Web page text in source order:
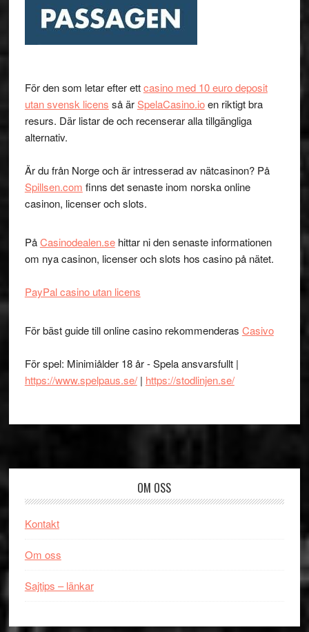
För den som letar efter ettcasino med 10 euro deposit
utan svensk licens så ärSpelaCasino.ioen riktigt bra
resurs. Där listar de och recenserar alla tillgängliga
alternativ.
Är du från Norge och är intresserad av nätcasinon? På
Spillsen.com finns det senaste inom norska online
casinon, licenser och slots.
PåCasinodealen.sehittar ni den senaste informationen
om nya casinon, licenser och slots hos casino på nätet.
PayPal casino utan licens
För bäst guide till online casino rekommenderas Casivo
För spel: Minimiålder 18 år - Spela ansvarsfullt |
https://www.spelpaus.se/| https://stodlinjen.se/
OM OSS
Kontakt
Om oss
Sajtips – länkar